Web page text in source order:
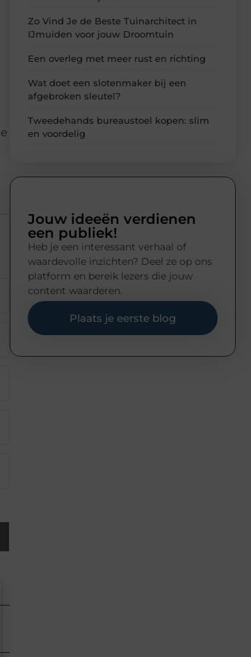
Zo Vind Je de Beste Tuinarchitect in
IJmuiden voor jouw Droomtuin
Een overleg met meer rust en richting
Wat doet een slotenmaker bij een
afgebroken sleutel?
Tweedehands bureaustoel kopen: slim
en voordelig
Jouw ideeën verdienen
een publiek!
Heb je een interessant verhaal of
waardevolle inzichten? Deel ze op ons
platform en bereik lezers die jouw
content waarderen.
Plaats je eerste blog